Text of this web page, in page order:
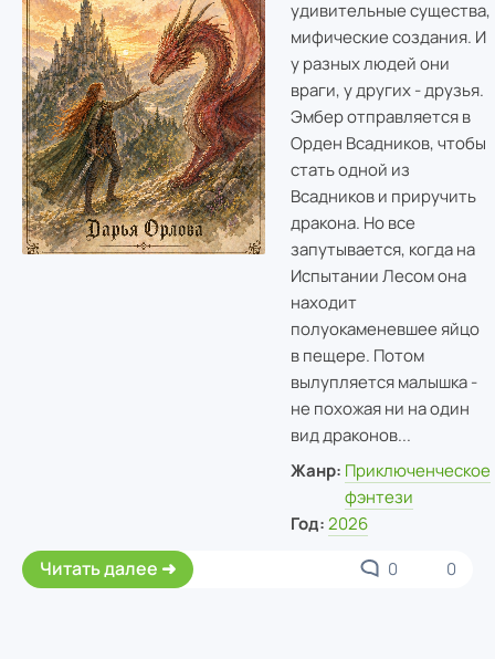
удивительные существа,
мифические создания. И
у разных людей они
враги, у других - друзья.
Эмбер отправляется в
Орден Всадников, чтобы
стать одной из
Всадников и приручить
дракона. Но все
запутывается, когда на
Испытании Лесом она
находит
полуокаменевшее яйцо
в пещере. Потом
вылупляется малышка -
не похожая ни на один
вид драконов...
Жанр: Приключенческое
фэнтези
Год: 2026
Читать далее 0 0